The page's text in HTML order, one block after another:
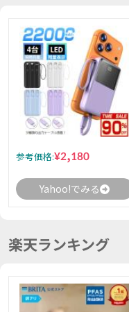
参考価格:¥2,180
Yahoo!でみる
楽天ランキング